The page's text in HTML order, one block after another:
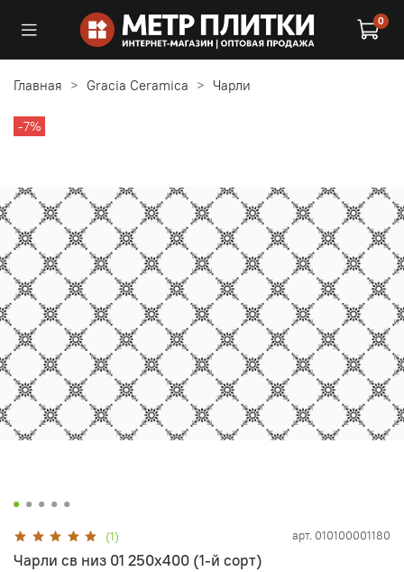
0
Главная Gracia Ceramica Чарли
-7%
(1) арт. 010100001180
Чарли св низ 01 250х400 (1-й сорт)